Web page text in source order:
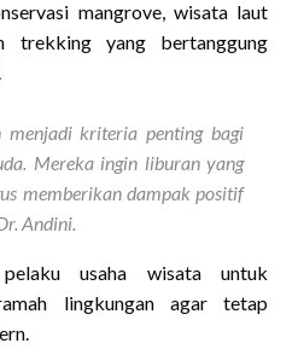
mangrove, wisata laut
trekking yang bertanggung
menjadi kriteria penting bagi
Mereka ingin liburan yang
memberikan dampak positif
Andini.
usaha wisata untuk
lingkungan agar tetap